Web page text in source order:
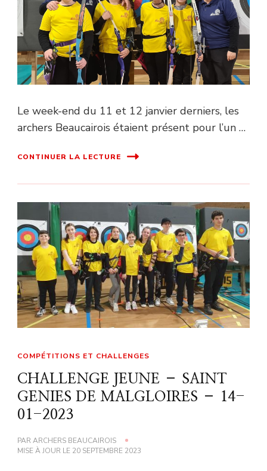
Le week-end du 11 et 12 janvier derniers, les
archers Beaucairois étaient présent pour l’un …
CONTINUER LA LECTURE
COMPÉTITIONS ET CHALLENGES
CHALLENGE JEUNE – SAINT
GENIES DE MALGLOIRES – 14-
01-2023
PARARCHERS BEAUCAIROIS
MISE À JOUR LE 20 SEPTEMBRE 2023